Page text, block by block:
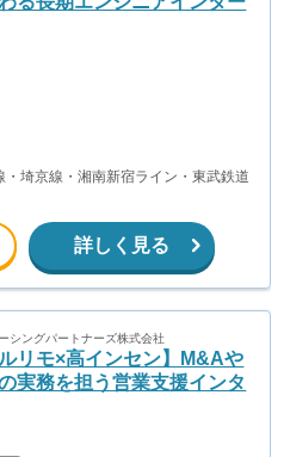
埼京線・湘南新宿ライン・東武鉄道
詳しく見る
シングパートナーズ株式会社
ルリモ×高インセン】M&Aや
実務を担う営業支援インタ